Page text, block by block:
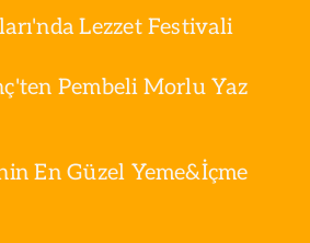
Lezzet Festivali
Pembeli Morlu Yaz
En Güzel Yeme&İçme